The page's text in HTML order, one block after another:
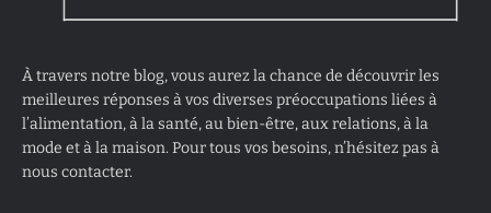
À travers notre blog, vous aurez la chance de découvrir les
meilleures réponses à vos diverses préoccupations liées à
l’alimentation, à la santé, au bien-être, aux relations, à la
mode et à la maison. Pour tous vos besoins, n’hésitez pas à
nous contacter.